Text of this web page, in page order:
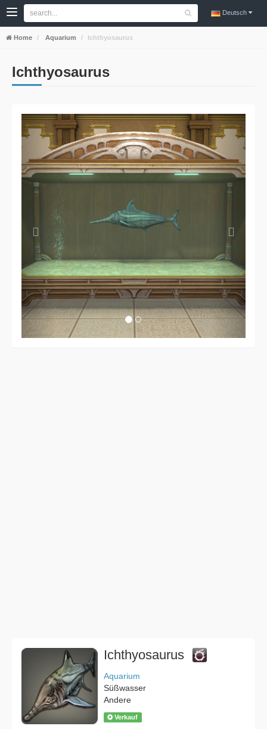
Deutsch
Home Aquarium Ichthyosaurus
Ichthyosaurus
Ichthyosaurus
Aquarium
Süßwasser
Andere
Verkauf